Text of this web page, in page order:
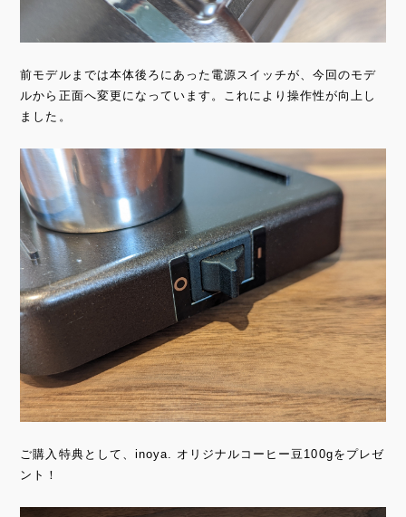
前モデルまでは本体後ろにあった電源スイッチが、今回のモデ
ルから正面へ変更になっています。これにより操作性が向上し
ました。
ご購入特典として、inoya. オリジナルコーヒー豆100gをプレゼ
ント！